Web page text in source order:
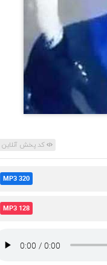
کد پخش آنلاین
MP3 320
MP3 128